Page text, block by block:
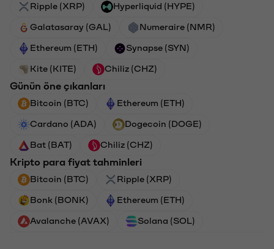
Ripple (XRP) Hyperliquid (HYPE)
Galatasaray (GAL) Numeraire (NMR)
Ethereum (ETH) Synapse (SYN)
Kite (KITE) Chiliz (CHZ)
Günün öne çıkanları
Bitcoin (BTC) Ethereum (ETH)
Cardano (ADA) Dogecoin (DOGE)
Bat (BAT) Chiliz (CHZ)
Kripto para fiyat tahminleri
Bitcoin (BTC) Ripple (XRP)
Bonk (BONK) Ethereum (ETH)
Avalanche (AVAX) Solana (SOL)